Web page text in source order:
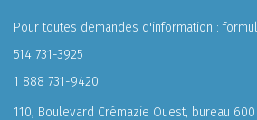
Pour toutes demandes d'information :
514 731-3925
1 888 731-9420
110, Boulevard Crémazie Ouest, bureau 600